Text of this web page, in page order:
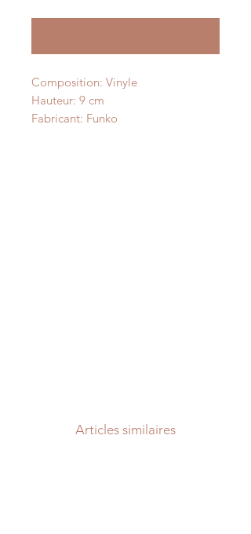
Composition: Vinyle
Hauteur: 9 cm
Fabricant: Funko
Articles similaires